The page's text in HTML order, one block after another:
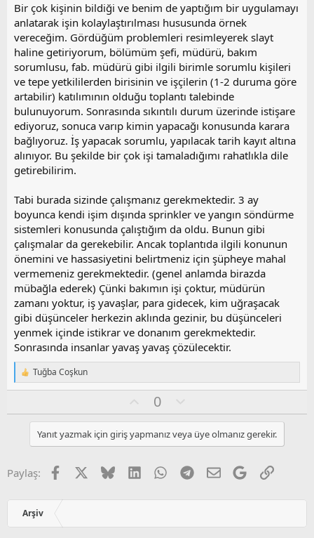
Bir çok kişinin bildiği ve benim de yaptığım bir uygulamayı
anlatarak işin kolaylaştırılması hususunda örnek
vereceğim. Gördüğüm problemleri resimleyerek slayt
haline getiriyorum, bölümüm şefi, müdürü, bakım
sorumlusu, fab. müdürü gibi ilgili birimle sorumlu kişileri
ve tepe yetkililerden birisinin ve işçilerin (1-2 duruma göre
artabilir) katılımının olduğu toplantı talebinde
bulunuyorum. Sonrasında sıkıntılı durum üzerinde istişare
ediyoruz, sonuca varıp kimin yapacağı konusunda karara
bağlıyoruz. İş yapacak sorumlu, yapılacak tarih kayıt altına
alınıyor. Bu şekilde bir çok işi tamaladığımı rahatlıkla dile
getirebilirim.
Tabi burada sizinde çalışmanız gerekmektedir. 3 ay
boyunca kendi işim dışında sprinkler ve yangın söndürme
sistemleri konusunda çalıştığım da oldu. Bunun gibi
çalışmalar da gerekebilir. Ancak toplantıda ilgili konunun
önemini ve hassasiyetini belirtmeniz için şüpheye mahal
vermemeniz gerekmektedir. (genel anlamda birazda
mübağla ederek) Çünki bakımın işi çoktur, müdürün
zamanı yoktur, iş yavaşlar, para gidecek, kim uğraşacak
gibi düşünceler herkezin aklında gezinir, bu düşünceleri
yenmek içinde istikrar ve donanım gerekmektedir.
Sonrasında insanlar yavaş yavaş çözülecektir.
T
e
Tuğba Coşkun
y
l
a
0
l
u
m
u
z
o
l
Yanıt yazmak için giriş yapmanız veya üye olmanız gerekir.
Paylaş: Facebook BlueskyLinkedInWhatsApp
Telegram
E-postaGoogleLink
Arşiv